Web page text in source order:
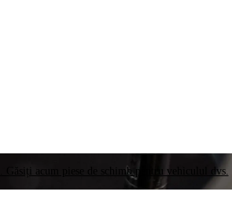
acum piese de schimb pentru vehiculul dvs.